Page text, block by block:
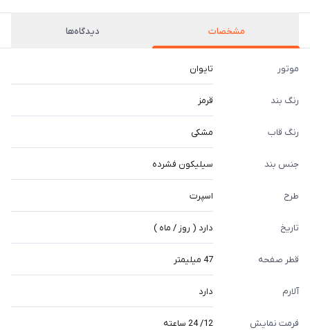
مشخصات دیدگاه‌ها
موتور تایوان
رنگ بند قرمز
رنگ قاب مشکی
جنس بند سیلیکون فشرده
طرح اسپرت
تاریخ دارد ( روز / ماه )
قطر صفحه 47 میلیمتر
آلارم دارد
فرمت نمایش 12/ 24 ساعته